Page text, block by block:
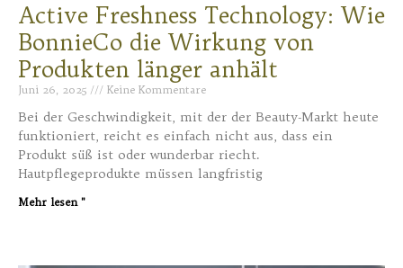
Active Freshness Technology: Wie
BonnieCo die Wirkung von
Produkten länger anhält
Juni 26, 2025 Keine Kommentare
Bei der Geschwindigkeit, mit der der Beauty-Markt heute
funktioniert, reicht es einfach nicht aus, dass ein
Produkt süß ist oder wunderbar riecht.
Hautpflegeprodukte müssen langfristig
Mehr lesen "